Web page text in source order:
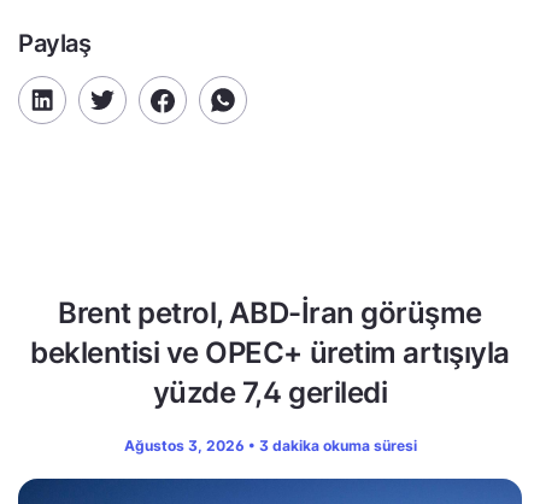
Paylaş
Brent petrol, ABD-İran görüşme
beklentisi ve OPEC+ üretim artışıyla
yüzde 7,4 geriledi
Ağustos 3, 2026 • 3 dakika okuma süresi